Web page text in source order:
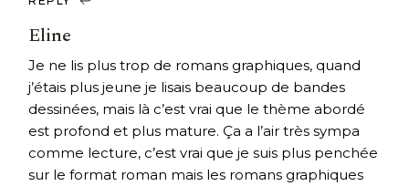
Eline
Je ne lis plus trop de romans graphiques, quand
j’étais plus jeune je lisais beaucoup de bandes
dessinées, mais là c’est vrai que le thème abordé
est profond et plus mature. Ça a l’air très sympa
comme lecture, c’est vrai que je suis plus penchée
sur le format roman mais les romans graphiques